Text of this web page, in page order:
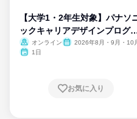
【大学1・2年生対象】パナソ
ックキャリアデザインプログ
ム
オンライン
2026年8月・9月・10
1日
お気に入り